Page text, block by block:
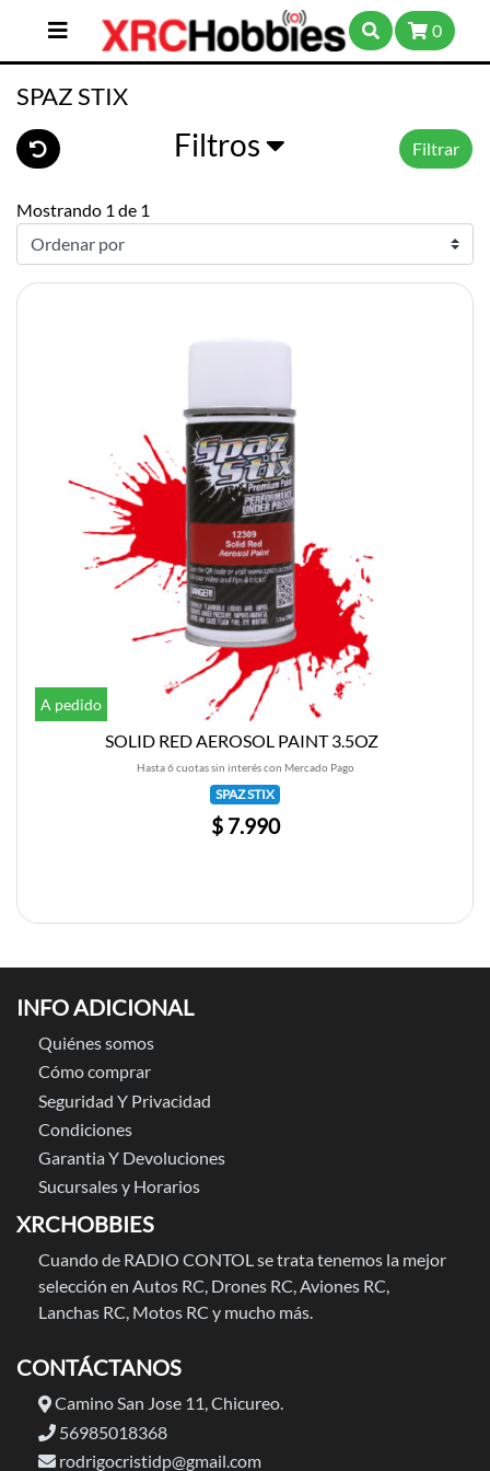
0
SPAZ STIX
Filtros Filtrar
Mostrando 1 de 1
A pedido
SOLID RED AEROSOL PAINT 3.5OZ
Hasta 6 cuotas sin interés con Mercado Pago
SPAZ STIX
$ 7.990
INFO ADICIONAL
Quiénes somos
Cómo comprar
Seguridad Y Privacidad
Condiciones
Garantia Y Devoluciones
Sucursales y Horarios
XRCHOBBIES
Cuando de RADIO CONTOL se trata tenemos la mejor
selección en Autos RC, Drones RC, Aviones RC,
Lanchas RC, Motos RC y mucho más.
CONTÁCTANOS
Camino San Jose 11, Chicureo.
56985018368
rodrigocristidp@gmail.com